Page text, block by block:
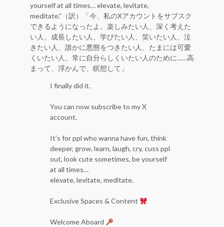
yourself at all times… elevate, levitate,
meditate.”（訳）「今、私のXアカウントをサブスク
できるようになったよ。楽しみたい人、深く考えた
い人、成長したい人、学びたい人、笑いたい人、泣
きたい人、誰かに悪態をつきたい人、たまには可愛
くいたい人、常に自分らしくいたい人のために……高
まって、浮かんで、瞑想して」
I finally did it.
You can now subscribe to my X
account.
It’s for ppl who wanna have fun, think
deeper, grow, learn, laugh, cry, cuss ppl
out, look cute sometimes, be yourself
at all times…
elevate, levitate, meditate.
Exclusive Spaces & Content
Welcome Aboard